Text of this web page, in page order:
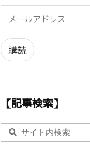
ル
ア
ド
購読
【記事検索】